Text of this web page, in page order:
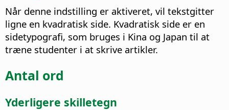
Når denne indstilling er aktiveret, vil tekstgitter
ligne en kvadratisk side. Kvadratisk side er en
sidetypografi, som bruges i Kina og Japan til at
træne studenter i at skrive artikler.
Antal ord
Yderligere skilletegn